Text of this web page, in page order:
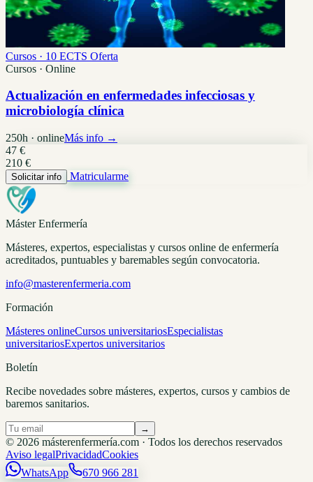
Cursos · 10 ECTS Oferta
Cursos · Online
Actualización en enfermedades infecciosas y
microbiología clínica
250h · onlineMás info →
47 €
210 €
Solicitar info Matricularme
Máster Enfermería
Másteres, expertos, especialistas y cursos online de enfermería
acreditados, puntuables y baremables según convocatoria.
info@masterenfermeria.com
Formación
Másteres onlineCursos universitariosEspecialistas
universitariosExpertos universitarios
Boletín
Recibe novedades sobre másteres, expertos, cursos y cambios de
baremos sanitarios.
→
© 2026 másterenfermería.com · Todos los derechos reservados
Aviso legalPrivacidadCookies
WhatsApp
670 966 281